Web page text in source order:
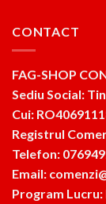
CONTACT
FAG-SHOP
Sediu Social:
Cui:
Registrul
Telefon:
Email:
Program Lucru: